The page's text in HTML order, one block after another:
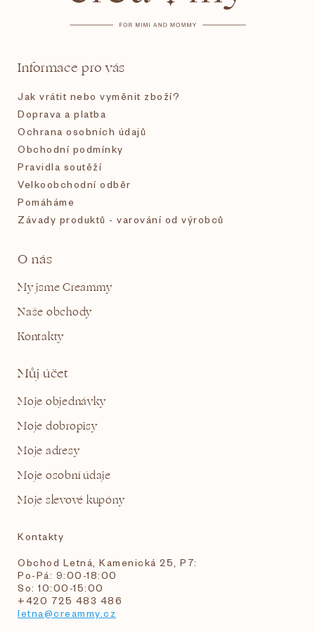
Informace pro vás
Jak vrátit nebo vyměnit zboží?
Doprava a platba
Ochrana osobních údajů
Obchodní podmínky
Pravidla soutěží
Velkoobchodní odběr
Pomáháme
Závady produktů - varování od výrobců
O nás
My jsme Creammy
Naše obchody
Kontakty
Můj účet
Moje objednávky
Moje dobropisy
Moje adresy
Moje osobní údaje
Moje slevové kupóny
Kontakty
Obchod Letná, Kamenická 25, P7:
Po-Pá: 9:00-18:00
So: 10:00-15:00
+420 725 483 486
letna@creammy.cz